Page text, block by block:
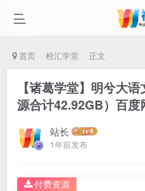
首页 校汇学堂 正文
【诸葛学堂】明兮大
源合计42.92GB）百度
站长
1年前发布
付费资源